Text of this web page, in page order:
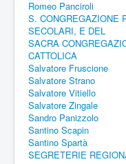
Romeo Panciroli
S. CONGREGAZIONE
SECOLARI, E DEL
SACRA
CATTOLICA
Salvatore Fruscione
Salvatore Strano
Salvatore Vitiello
Salvatore Zingale
Sandro Panizzolo
Santino Scapin
Santino Spartà
SEGRETERIE